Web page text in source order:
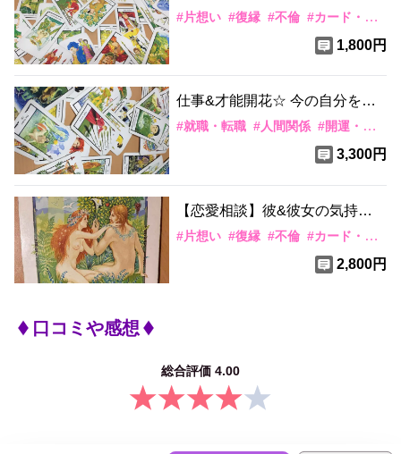
気持ちは？（片思い、彼氏、別
#片想い #復縁 #不倫 #カード・水晶
1,800円
仕事&才能開花☆ 今の自分を脱
却、転職は可能か？時期は？
#就職・転職 #人間関係 #開運・金運
3,300円
【恋愛相談】彼&彼女の気持ち
は？自分をどう思ってる？この
#片想い #復縁 #不倫 #カード・水晶
2,800円
口コミや感想
総合評価 4.00